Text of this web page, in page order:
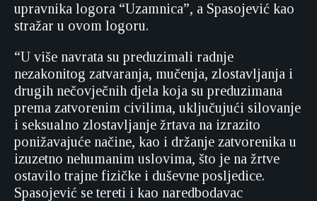
upravnika logora “Uzamnica”, a Spasojević kao
stražar u ovom logoru.
“U više navrata su preduzimali radnje
nezakonitog zatvaranja, mučenja, zlostavljanja i
drugih nečovječnih djela koja su preduzimana
prema zatvorenim civilima, uključujući silovanje
i seksualno zlostavljanje žrtava na izrazito
ponižavajuće načine, kao i držanje zatvorenika u
izuzetno nehumanim uslovima, što je na žrtve
ostavilo trajne fizičke i duševne posljedice.
Spasojević se tereti i kao naredbodavac